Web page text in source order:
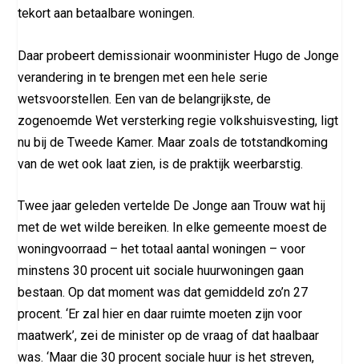
tekort aan betaalbare woningen.
Daar probeert demissionair woonminister Hugo de Jonge
verandering in te brengen met een hele serie
wetsvoorstellen. Een van de belangrijkste, de
zogenoemde Wet versterking regie volkshuisvesting, ligt
nu bij de Tweede Kamer. Maar zoals de totstandkoming
van de wet ook laat zien, is de praktijk weerbarstig.
Twee jaar geleden vertelde De Jonge aan Trouw wat hij
met de wet wilde bereiken. In elke gemeente moest de
woningvoorraad – het totaal aantal woningen – voor
minstens 30 procent uit sociale huurwoningen gaan
bestaan. Op dat moment was dat gemiddeld zo’n 27
procent. ‘Er zal hier en daar ruimte moeten zijn voor
maatwerk’, zei de minister op de vraag of dat haalbaar
was. ‘Maar die 30 procent sociale huur is het streven,